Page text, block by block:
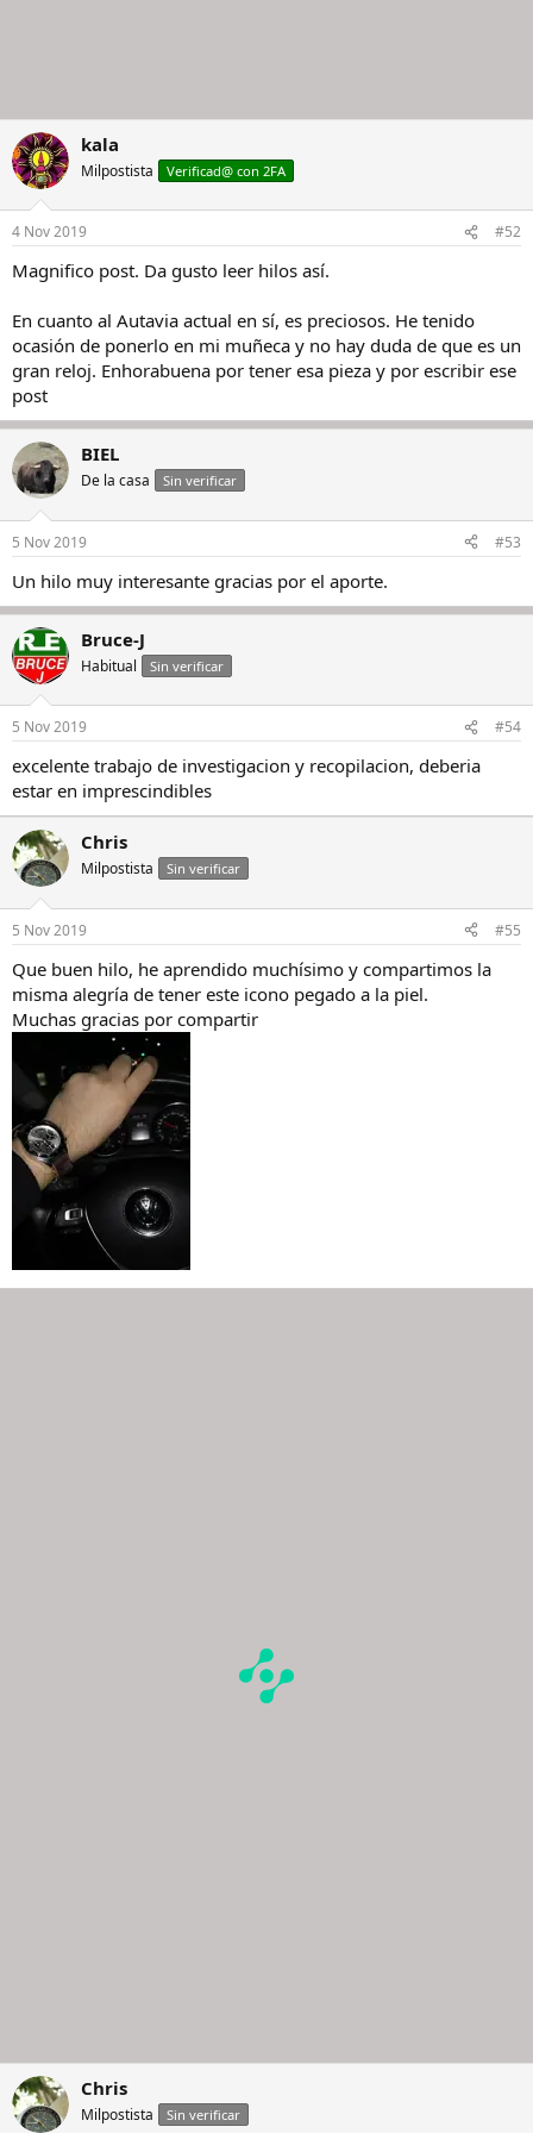
kala
Milpostista Verificad@ con 2FA
4 Nov 2019 #52
Magnifico post. Da gusto leer hilos así.
En cuanto al Autavia actual en sí, es preciosos. He tenido
ocasión de ponerlo en mi muñeca y no hay duda de que es un
gran reloj. Enhorabuena por tener esa pieza y por escribir ese
post
BIEL
De la casa Sin verificar
5 Nov 2019 #53
Un hilo muy interesante gracias por el aporte.
Bruce-J
Habitual Sin verificar
5 Nov 2019 #54
excelente trabajo de investigacion y recopilacion, deberia
estar en imprescindibles
Chris
Milpostista Sin verificar
5 Nov 2019 #55
Que buen hilo, he aprendido muchísimo y compartimos la
misma alegría de tener este icono pegado a la piel.
Muchas gracias por compartir
Chris
Milpostista Sin verificar